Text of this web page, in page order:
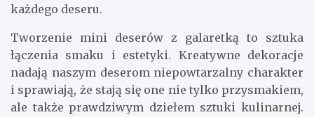
każdego deseru.
Tworzenie mini deserów z galaretką to sztuka
łączenia smaku i estetyki. Kreatywne dekoracje
nadają naszym deserom niepowtarzalny charakter
i sprawiają, że stają się one nie tylko przysmakiem,
ale także prawdziwym dziełem sztuki kulinarnej.